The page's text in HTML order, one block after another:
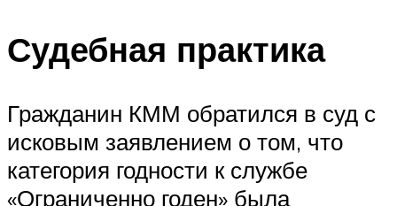
Судебная практика
Гражданин КММ обратился в суд с
исковым заявлением о том, что
категория годности к службе
«Ограниченно годен» была